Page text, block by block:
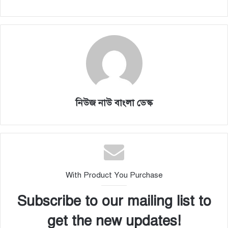
নিউজ নাউ বাংলা ডেস্ক
With Product You Purchase
Subscribe to our mailing list to
get the new updates!